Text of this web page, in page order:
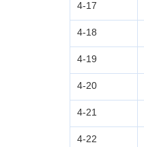
4-17
4-18
4-19
4-20
4-21
4-22